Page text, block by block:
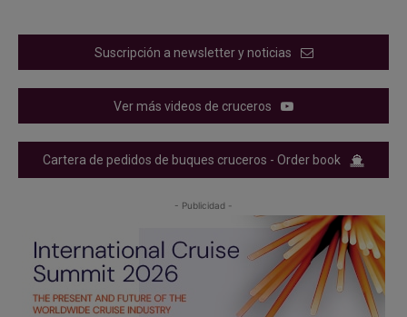
Suscripción a newsletter y noticias
Ver más videos de cruceros
Cartera de pedidos de buques cruceros - Order book
- Publicidad -